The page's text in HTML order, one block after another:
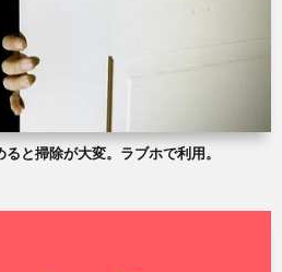
と掃除が大変。ラブホで利用。